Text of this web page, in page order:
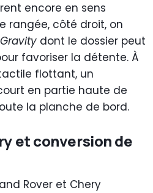
encore en sens
rangée, côté droit, on
dont le dossier peut
favoriser la détente. À
flottant, un
en partie haute de
la planche de bord.
et conversion de
Rover et Chery